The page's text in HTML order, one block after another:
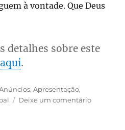
à vontade. Que Deus
detalhes sobre este
aqui.
,Apresentação,
Deixe um comentárioem